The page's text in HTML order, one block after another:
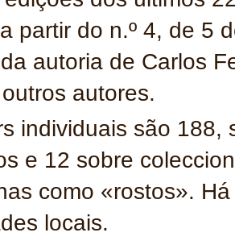
partir do n.º 4, de 5
autoria de Carlos
autores.
individuais são
e 12 sobre
como «rostos».
locais.